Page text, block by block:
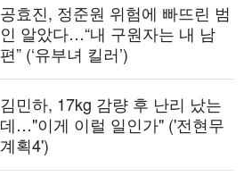
공효진, 정준원 위험에 빠뜨린 범
인 알았다…“내 구원자는 내 남
편” (‘유부녀 킬러’)
김민하, 17kg 감량 후 난리 났는
데…"이게 이럴 일인가" ('전현무
계획4')